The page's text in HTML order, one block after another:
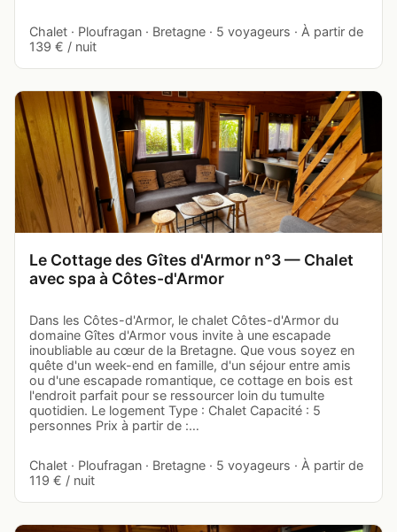
Chalet · Ploufragan · Bretagne · 5 voyageurs · À partir de
139 € / nuit
Le Cottage des Gîtes d'Armor n°3 — Chalet
avec spa à Côtes-d'Armor
Dans les Côtes-d'Armor, le chalet Côtes-d'Armor du
domaine Gîtes d'Armor vous invite à une escapade
inoubliable au cœur de la Bretagne. Que vous soyez en
quête d'un week-end en famille, d'un séjour entre amis
ou d'une escapade romantique, ce cottage en bois est
l'endroit parfait pour se ressourcer loin du tumulte
quotidien. Le logement Type : Chalet Capacité : 5
personnes Prix à partir de :…
Chalet · Ploufragan · Bretagne · 5 voyageurs · À partir de
119 € / nuit